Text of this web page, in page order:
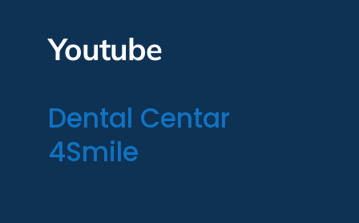
Youtube
Dental Centar
4Smile